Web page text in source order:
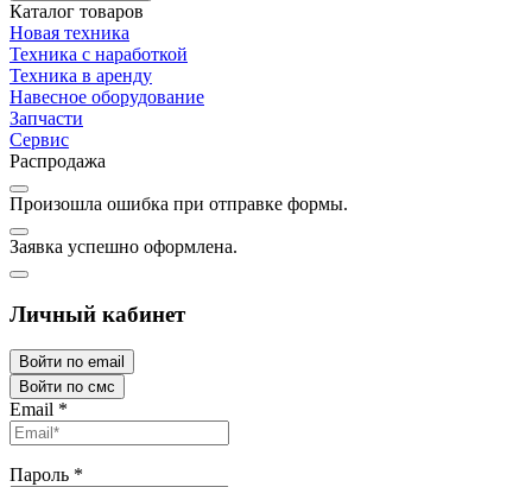
Каталог товаров
Новая техника
Техника с наработкой
Техника в аренду
Навесное оборудование
Запчасти
Сервис
Распродажа
Произошла ошибка при отправке формы.
Заявка успешно оформлена.
Личный кабинет
Войти по email
Войти по смс
Email *
Пароль *